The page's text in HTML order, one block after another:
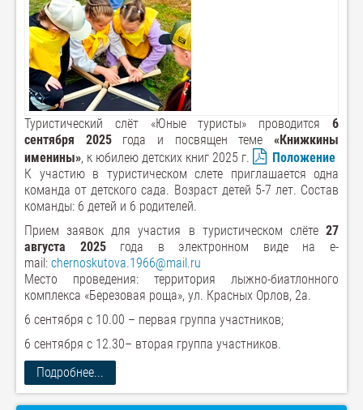
Туристический слёт «Юные туристы» проводится 6
сентября 2025года и посвящен теме«Книжкины
именины», к юбилею детских книг 2025 г.
Положение
К участию в туристическом слете приглашается одна
команда от детского сада. Возраст детей 5-7 лет. Состав
команды: 6 детей и 6 родителей.
Прием заявок для участия в туристическом слёте 27
августа 2025года в электронном виде на e-
mail: chernoskutova.1966@mail.ru
Место проведения: территория лыжно-биатлонного
комплекса «Березовая роща», ул. Красных Орлов, 2а.
6 сентября с 10.00 – первая группа участников;
6 сентября с 12.30– вторая группа участников.
Подробнее...